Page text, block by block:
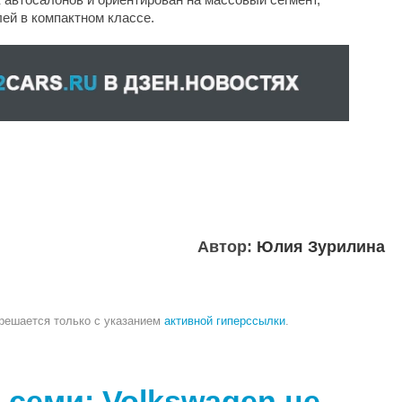
в компактном классе.
Автор: Юлия Зурилина
только с указанием активной гиперссылки.